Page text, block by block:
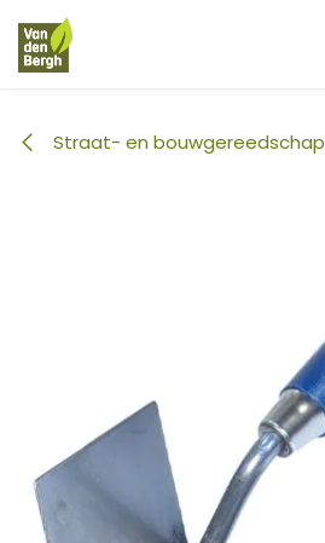
Overslaan naar inhoud
Straat- en bouwgereedschap